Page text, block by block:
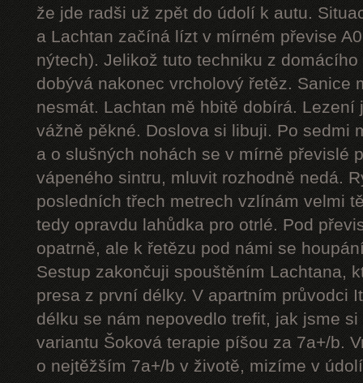
že jde radši už zpět do údolí k autu.
a Lachtan začíná lízt v mírném převise
nýtech). Jelikož tuto techniku z
dobývá nakonec vrcholový řetěz. Sanice
nesmát. Lachtan mě hbitě dobírá.
vážně pěkné. Doslova si libuji. Po sedmi
a o slušných nohách se v mírně převislé
vápeného sintru, mluvit rozhodně nedá.
posledních třech metrech vzlínám velmi
tedy opravdu lahůdka pro otrlé. Pod
opatrně, ale k řetězu pod námi se
Sestup zakončuji spouštěním Lachtana,
presa z první délky. V apartním průvodci
délku se nám nepovedlo trefit, jak jsme
variantu Šoková terapie píšou za 7a+/b.
o nejtěžším 7a+/b v životě, mizíme v